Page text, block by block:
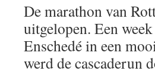
De marathon van
uitgelopen. Een
Enschedé in een
werd de cascaderun